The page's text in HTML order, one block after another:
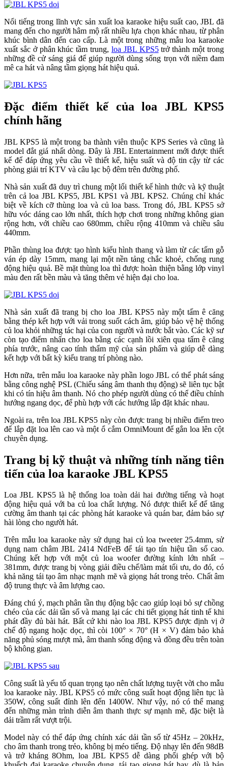
Nổi tiếng trong lĩnh vực sản xuất loa karaoke hiệu suất cao, JBL đã
mang đến cho người hâm mộ rất nhiều lựa chọn khác nhau, từ phân
khúc bình dân đến cao cấp. Là một trong những mẫu loa karaoke
xuất sắc ở phân khúc tầm trung, loa JBL KPS5trở thành một trong
những đề cử sáng giá để giúp người dùng sống trọn với niềm đam
mê ca hát và nâng tầm giọng hát hiệu quả.
Đặc điểm thiết kế của loa JBL KPS5
chính hãng
JBL KPS5 là một trong ba thành viên thuộc KPS Series và cũng là
model đắt giá nhất dòng. Đây là JBL Entertainment mới được thiết
kế để đáp ứng yêu cầu về thiết kế, hiệu suất và độ tin cậy từ các
phòng giải trí KTV và câu lạc bộ đêm trên đường phố.
Nhà sản xuất đã duy trì chung một lối thiết kế hình thức và kỹ thuật
trên cả loa JBL KPS5, JBL KPS1 và JBL KPS2. Chúng chỉ khác
biệt về kích cỡ thùng loa và củ loa bass. Trong đó, JBL KPS5 sở
hữu vóc dáng cao lớn nhất, thích hợp chơi trong những không gian
rộng hơn, với chiều cao 680mm, chiều rộng 410mm và chiều sâu
440mm.
Phần thùng loa được tạo hình kiểu hình thang và làm từ các tấm gỗ
ván ép dày 15mm, mang lại một nền tảng chắc khoẻ, chống rung
động hiệu quả. Bề mặt thùng loa thì được hoàn thiện bằng lớp vinyl
màu đen rất bền màu và tăng thêm vẻ hiện đại cho loa.
Nhà sản xuất đã trang bị cho loa JBL KPS5 này một tấm ê căng
bằng thép kết hợp với vải trong suốt cách âm, giúp bảo vệ hệ thống
củ loa khỏi những tác hại của con người và nước bắt vào. Các kỹ sư
còn tạo điểm nhấn cho loa bằng các cạnh lồi xiên qua tấm ê căng
phía trước, nâng cao tính thẩm mỹ của sản phẩm và giúp dễ dàng
kết hợp với bất kỳ kiểu trang trí phòng nào.
Hơn nữa, trên mẫu loa karaoke này phần logo JBL có thể phát sáng
bằng công nghệ PSL (Chiếu sáng âm thanh thụ động) sẽ liên tục bật
khi có tín hiệu âm thanh. Nó cho phép người dùng có thể điều chỉnh
hướng ngang dọc, để phù hợp với các hướng lắp đặt khác nhau.
Ngoài ra, trên loa JBL KPS5 này còn được trang bị nhiều điểm treo
để lắp đặt loa lên cao và một ổ cắm OmniMount để gắn loa lên cột
chuyên dụng.
Trang bị kỹ thuật và những tính năng tiên
tiến của loa karaoke JBL KPS5
Loa JBL KPS5 là hệ thống loa toàn dải hai đường tiếng và hoạt
động hiệu quả với ba củ loa chất lượng. Nó được thiết kế để tăng
cường âm thanh tại các phòng hát karaoke và quán bar, đảm bảo sự
hài lòng cho người hát.
Trên mẫu loa karaoke này sử dụng hai củ loa tweeter 25.4mm, sử
dụng nam châm JBL 2414 NdFeB để tái tạo tín hiệu tần số cao.
Chúng kết hợp với một củ loa woofer đường kính lớn nhất –
381mm, được trang bị vòng giải điều chế/làm mát tối ưu, do đó, có
khả năng tái tạo âm nhạc mạnh mẽ và giọng hát trong trẻo. Chất âm
độ trung thực và âm lượng cao.
Đáng chú ý, mạch phân tần thụ động bậc cao giúp loại bỏ sự chồng
chéo của các dải tần số và mang lại các chi tiết giọng hát tinh tế khi
phát đầy đủ bài hát. Bất cứ khi nào loa JBL KPS5 được định vị ở
chế độ ngang hoặc dọc, thì còi 100° × 70° (H × V) đảm bảo khả
năng phủ sóng mượt mà, âm thanh sống động và đồng đều trên toàn
bộ không gian.
Công suất là yếu tố quan trọng tạo nên chất lượng tuyệt vời cho mẫu
loa karaoke này. JBL KPS5 có mức công suất hoạt động liên tục là
350W, công suất đỉnh lên đến 1400W. Như vậy, nó có thể mang
đến những màn trình diễn âm thanh thực sự mạnh mẽ, đặc biệt là
dải trầm rất vượt trội.
Model này có thể đáp ứng chính xác dải tần số từ 45Hz – 20kHz,
cho âm thanh trong trẻo, không bị méo tiếng. Độ nhạy lên đến 98dB
và trở kháng 8Ohm, loa JBL KPS5 dễ dàng phối ghép với bộ